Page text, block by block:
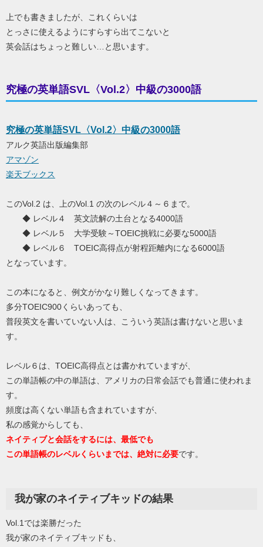
上でも書きましたが、これくらいは
とっさに使えるようにすらすら出てこないと
英会話はちょっと難しい…と思います。
究極の英単語SVL〈Vol.2〉中級の3000語
究極の英単語SVL〈Vol.2〉中級の3000語
アルク英語出版編集部
アマゾン
楽天ブックス
このVol.2 は、上のVol.1 の次のレベル４～６まで。
◆ レベル４ 英文読解の土台となる4000語
◆ レベル５ 大学受験～TOEIC挑戦に必要な5000語
◆ レベル６ TOEIC高得点が射程距離内になる6000語
となっています。
この本になると、例文がかなり難しくなってきます。
多分TOEIC900くらいあっても、
普段英文を書いていない人は、こういう英語は書けないと思いま
す。
レベル６は、TOEIC高得点とは書かれていますが、
この単語帳の中の単語は、アメリカの日常会話でも普通に使われま
す。
頻度は高くない単語も含まれていますが、
私の感覚からしても、
ネイティブと会話をするには、最低でも
この単語帳のレベルくらいまでは、絶対に必要です。
我が家のネイティブキッドの結果
Vol.1では楽勝だった
我が家のネイティブキッドも、